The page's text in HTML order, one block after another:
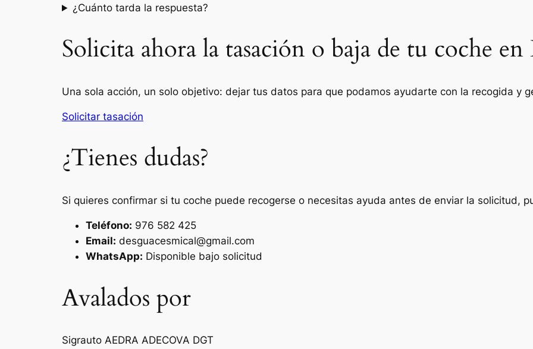
¿Cuánto tarda la respuesta?
Solicita ahora la tasación o baja de tu coche en
Una sola acción, un solo objetivo: dejar tus datos para que podamos ayudarte con la recogida y
Solicitar tasación
¿Tienes dudas?
Si quieres confirmar si tu coche puede recogerse o necesitas ayuda antes de enviar la solicitud,
Teléfono: 976 582 425
Email: desguacesmical@gmail.com
WhatsApp: Disponible bajo solicitud
Avalados por
Sigrauto AEDRA ADECOVA DGT